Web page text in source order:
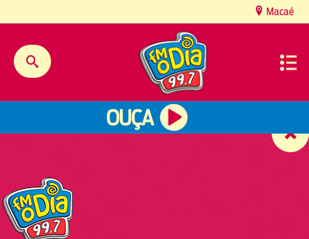
Macaé
OUÇA